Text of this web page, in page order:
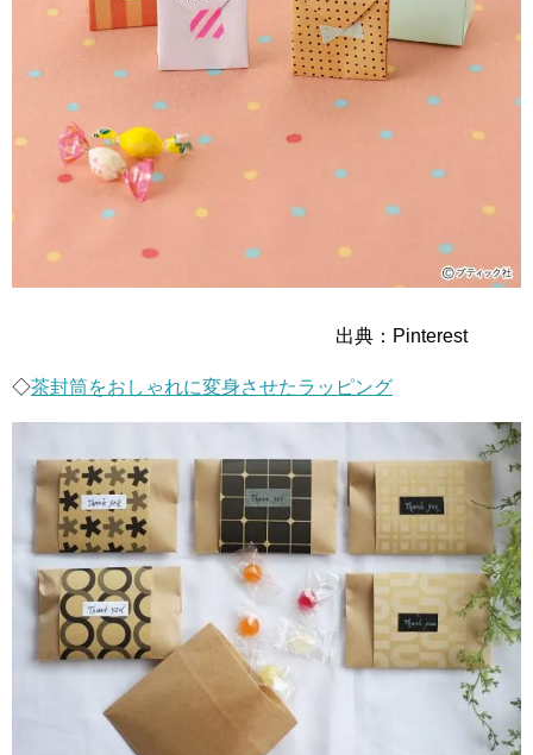
出典：Pinterest
◇茶封筒をおしゃれに変身させたラッピング